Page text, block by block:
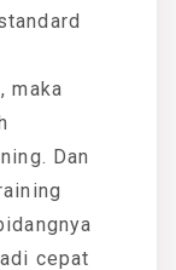
maka
Dan
cepat